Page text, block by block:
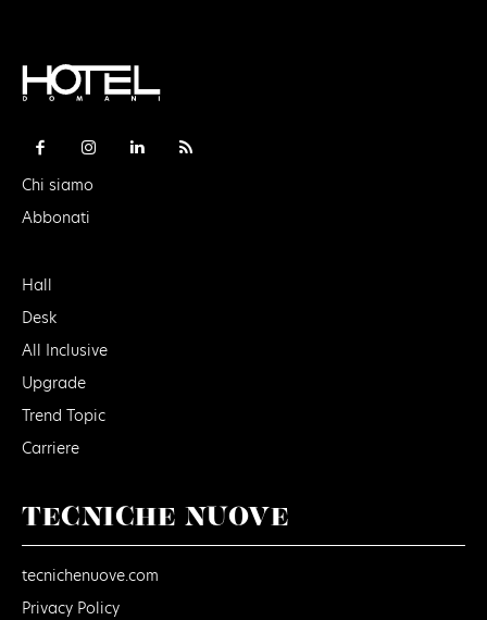
Chi siamo
Abbonati
Hall
Desk
All Inclusive
Upgrade
Trend Topic
Carriere
TECNICHE NUOVE
tecnichenuove.com
Privacy Policy